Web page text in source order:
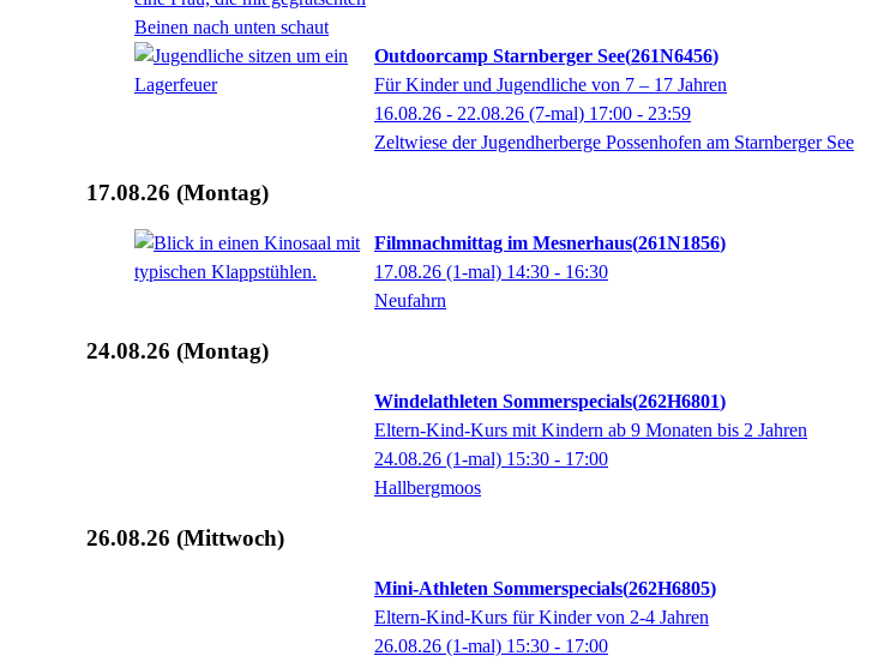
Outdoorcamp Starnberger See 261N6456
Für Kinder und Jugendliche von 7 – 17 Jahren
16.08.26 - 22.08.26 (7-mal) 17:00 - 23:59
Zeltwiese der Jugendherberge Possenhofen am Starnberger See
17.08.26 (Montag)
Filmnachmittag im Mesnerhaus 261N1856
17.08.26 (1-mal) 14:30 - 16:30
Neufahrn
24.08.26 (Montag)
Windelathleten Sommerspecials 262H6801
Eltern-Kind-Kurs mit Kindern ab 9 Monaten bis 2 Jahren
24.08.26 (1-mal) 15:30 - 17:00
Hallbergmoos
26.08.26 (Mittwoch)
Mini-Athleten Sommerspecials 262H6805
Eltern-Kind-Kurs für Kinder von 2-4 Jahren
26.08.26 (1-mal) 15:30 - 17:00